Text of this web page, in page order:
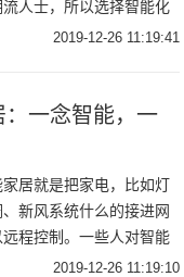
人士，所以选择智能化
用作婚房，业主对装修的
2019-12-26 11:19:41
一念智能，一
居就是把家电，比如灯
新风系统什么的接进网
程控制。一些人对智能
：你把一盏灯连到手机
2019-12-26 11:19:10